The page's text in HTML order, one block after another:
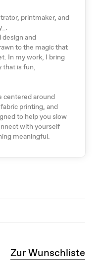
printmaker, and
design and
to the magic that
In my work, I bring
that is fun,
centered around
printing, and
to help you slow
with yourself
meaningful.
Zur Wunschliste